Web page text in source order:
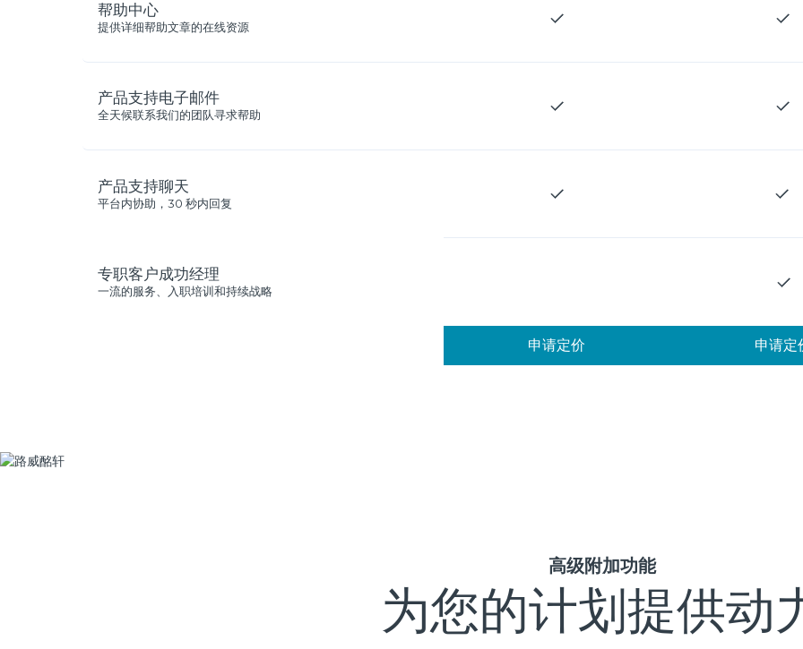
帮助中心
提供详细帮助文章的在线资源
产品支持电子邮件
全天候联系我们的团队寻求帮助
产品支持聊天
平台内协助，30 秒内回复
专职客户成功经理
一流的服务、入职培训和持续战略
申请定价 申请定
高级附加功能
为您的计划提供动